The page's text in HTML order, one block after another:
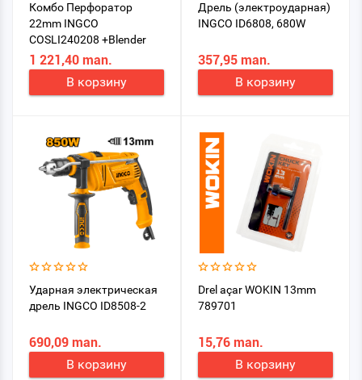
Комбо Перфоратор
22mm INGCO
COSLI240208 +Blender
11.1V
1 221,40 man.
В корзину
Дрель (электроударная)
INGCO ID6808, 680W
357,95 man.
В корзину
Ударная электрическая
дрель INGCO ID8508-2
690,09 man.
В корзину
Drel açar WOKIN 13mm
789701
15,76 man.
В корзину